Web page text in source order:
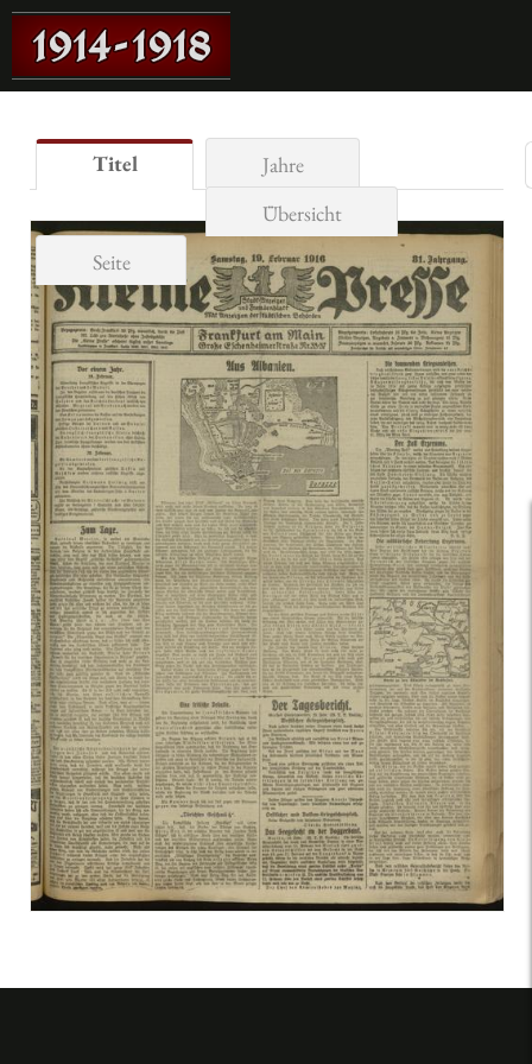
Titel
Jahre
Übersicht
Seite